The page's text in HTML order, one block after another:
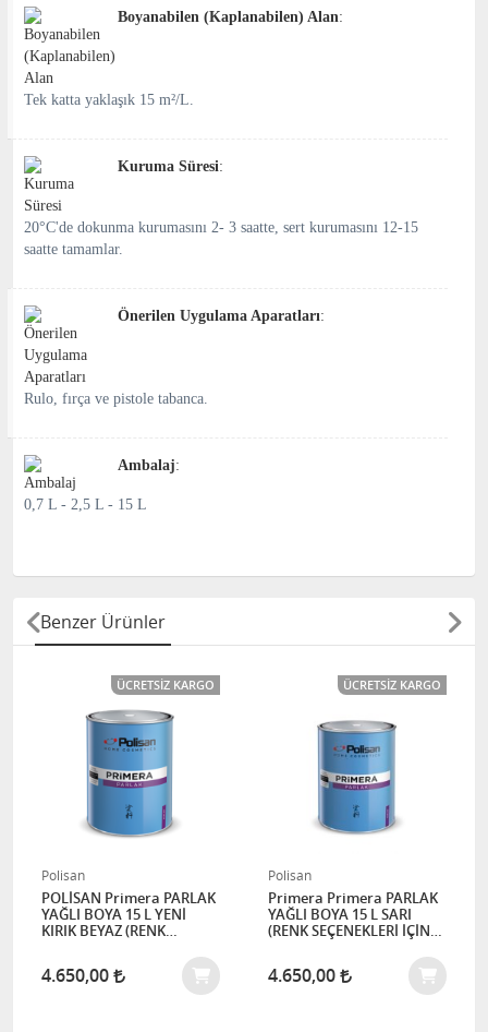
Boyanabilen (Kaplanabilen) Alan:
Tek katta yaklaşık 15 m²/L.
Kuruma Süresi:
20°C'de dokunma kurumasını 2- 3 saatte, sert kurumasını 12-15
saatte tamamlar.
Önerilen Uygulama Aparatları:
Rulo, fırça ve pistole tabanca.
Ambalaj:
0,7 L - 2,5 L - 15 L
Benzer Ürünler
ÜCRETSIZ KARGO
Polisan
POLİSAN Primera PARLAK
YAĞLI BOYA 15 L YENİ
KIRIK BEYAZ (RENK
4.650,00
ÜCRETSIZ KARGO
Polisan
Primera Primera PARLAK
YAĞLI BOYA 15 L SARI
(RENK SEÇENEKLERİ İÇİN
4.650,00